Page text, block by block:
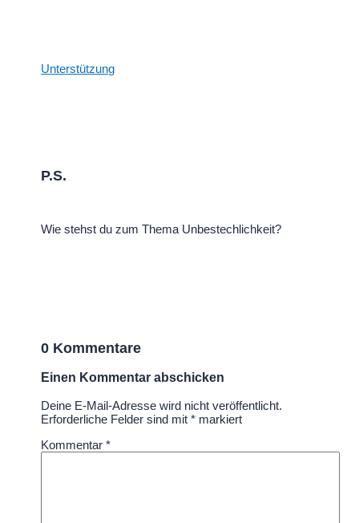
Unterstützung
P.S.
Wie stehst du zum Thema Unbestechlichkeit?
0 Kommentare
Einen Kommentar abschicken
Deine E-Mail-Adresse wird nicht veröffentlicht.
Erforderliche Felder sind mit* markiert
Kommentar*